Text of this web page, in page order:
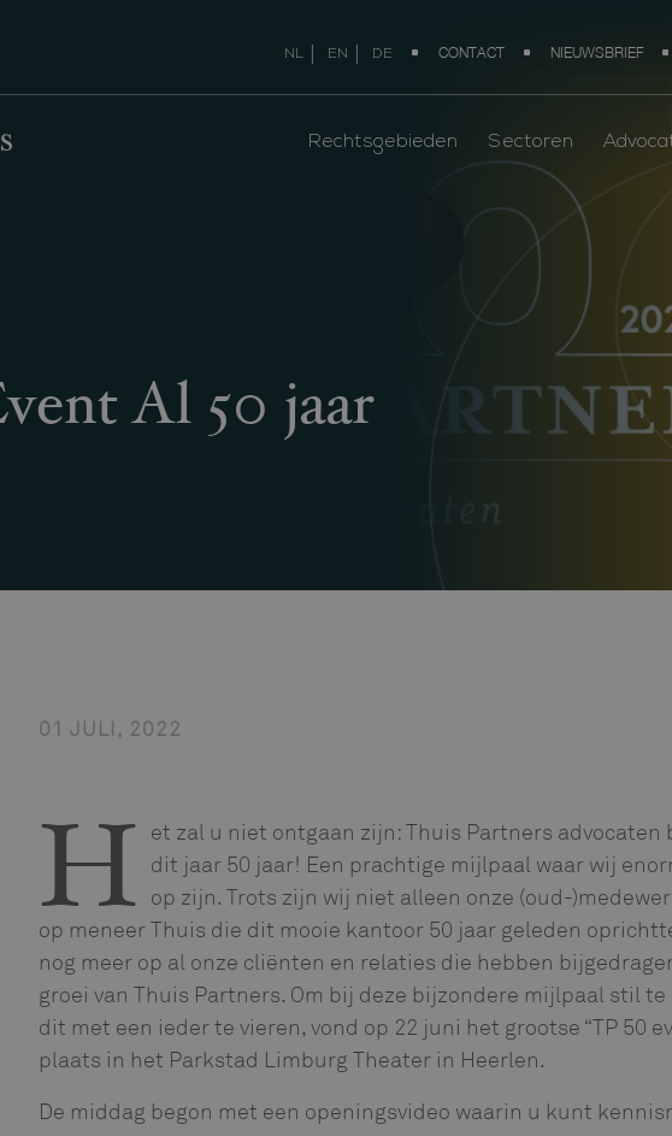
NL EN DE CONTACT NIEUWSBRIEF
Rechtsgebieden Sectoren
Al 50 jaar
01 JULI, 2022
H et zal u niet ontgaan zijn: Thuis Partners advocaten
dit jaar 50 jaar! Een prachtige mijlpaal waar wij
op zijn. Trots zijn wij niet alleen onze (oud-
op meneer Thuis die dit mooie kantoor 50 jaar geleden
nog meer op al onze cliënten en relaties die hebben
groei van Thuis Partners. Om bij deze bijzondere mijlpaal stil te
dit met een ieder te vieren, vond op 22 juni het grootse “TP 50
plaats in het Parkstad Limburg Theater in Heerlen.
De middag begon met een openingsvideo waarin u kunt